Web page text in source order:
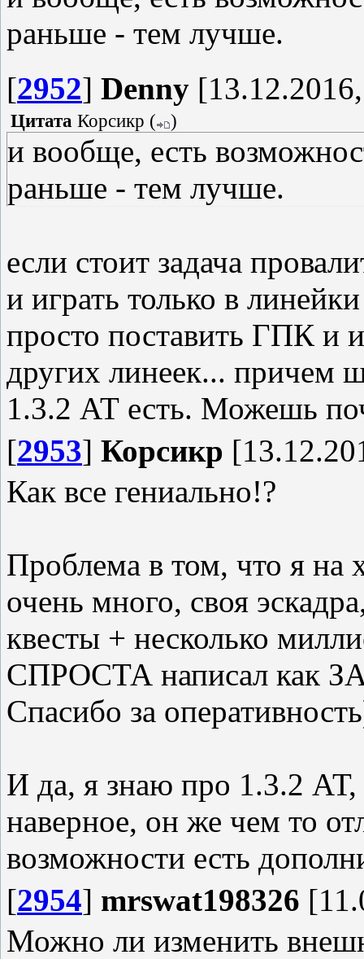
раньше - тем лучше.
[2952] Denny
Цитата Корсикр ( )
и вообще, есть
раньше - тем лучше.
если стоит задача
и играть только в
просто поставить ГПК и
других линеек... причем
1.3.2 АТ есть. Можешь
[2953] Корсикр
Как все гениально!?
Проблема в том, что я на
очень много, своя
квесты + несколько
СПРОСТА написал как
Спасибо за
И да, я знаю про 1.3.2
наверное, он же чем то
возможности есть
[2954] mrswat198326
Можно ли изменить